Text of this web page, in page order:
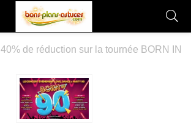
40% de réduction sur la tournée BORN IN